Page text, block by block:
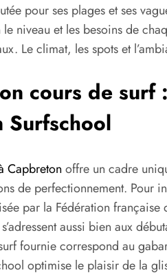
pour ses plages et ses
le niveau et les besoins de
Le climat, les spots et
cours de surf
Surfschool
Capbreton offre un cadre
de perfectionnement. Pour
par la Fédération française
aussi bien aux
fournie correspond au
optimise le plaisir de la